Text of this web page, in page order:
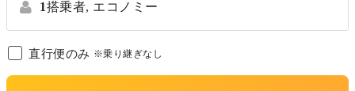
1搭乗者, エコノミー
直行便のみ ※乗り継ぎなし